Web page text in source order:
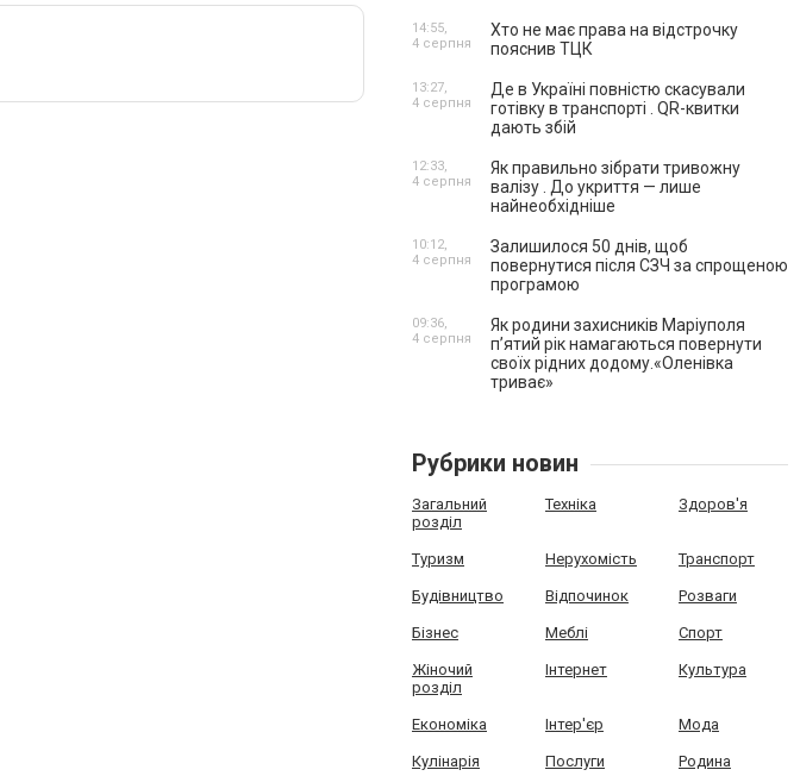
Хто не має права на відстрочку
пояснив ТЦК
14:55,
4 серпня
Де в Україні повністю скасували
готівку в транспорті . QR-квитки
дають збій
13:27,
4 серпня
Як правильно зібрати тривожну
валізу . До укриття — лише
найнеобхідніше
12:33,
4 серпня
Залишилося 50 днів, щоб
повернутися після СЗЧ за спрощеною
програмою
10:12,
4 серпня
Як родини захисників Маріуполя
пʼятий рік намагаються повернути
своїх рідних додому.«Оленівка
триває»
09:36,
4 серпня
Рубрики новин
Загальний
розділ
Техніка Здоров'я
Туризм Нерухомість Транспорт
Будівництво Відпочинок Розваги
Бізнес Меблі Спорт
Жіночий
розділ
Інтернет Культура
Економіка Інтер'єр Мода
Кулінарія Послуги Родина